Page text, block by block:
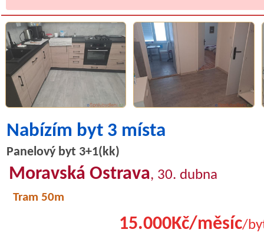
Nabízím byt 3 místa
Panelový byt 3+1(kk)
Moravská Ostrava, 30. dubna
Tram 50m
15.000Kč/měsíc/